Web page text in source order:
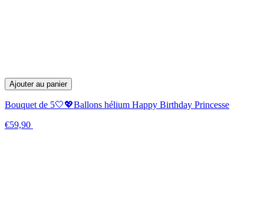
Ajouter au panier
Bouquet de 5🤍💖Ballons hélium Happy Birthday Princesse
€59,90